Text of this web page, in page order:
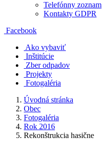
Telefónny zoznam
Kontakty GDPR
Facebook
Ako vybaviť
Inštitúcie
Zber odpadov
Projekty
Fotogaléria
Úvodná stránka
Obec
Fotogaléria
Rok 2016
Rekonštrukcia hasične